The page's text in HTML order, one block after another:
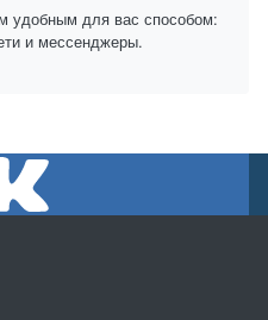
удобным для вас способом:
и мессенджеры.